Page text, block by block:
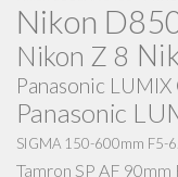
Nikon
Nikon Z 8
Panasonic
Panasonic
SIGMA 150-600mm F5-
Tamron SP AF